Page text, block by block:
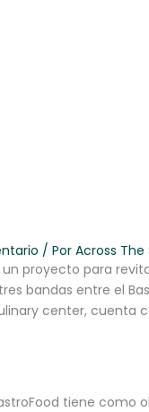
/ PorAcross The
un proyecto para
bandas entre el
center, cuenta
tiene como